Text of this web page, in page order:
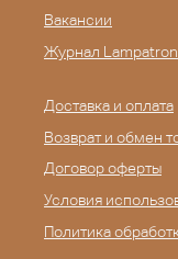
Вакансии
Журнал Lampatron
Доставка и оплата
Возврат и обмен
Договор оферты
Условия
Политика